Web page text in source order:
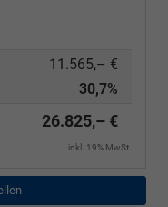
11.565,– €
30,7%
26.825,– €
inkl. 19% MwSt.